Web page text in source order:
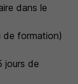
dans le
de formation)
jours de